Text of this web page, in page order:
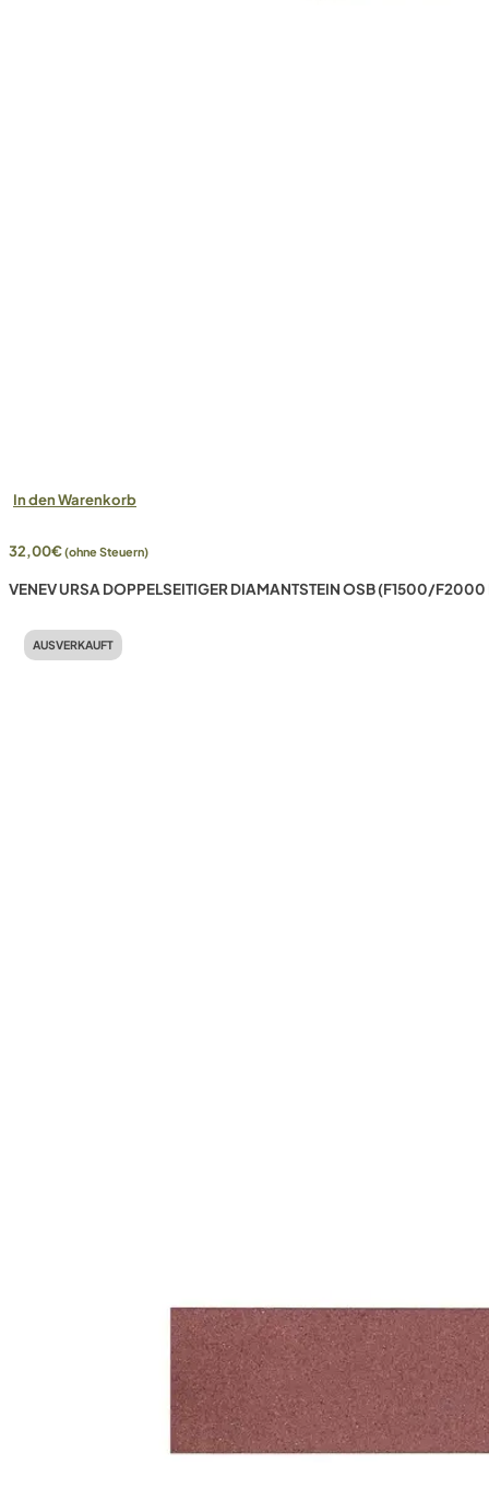
In den Warenkorb
32,00€(ohne Steuern)
VENEV URSA DOPPELSEITIGER DIAMANTSTEIN OSB (F1500/
AUSVERKAUFT